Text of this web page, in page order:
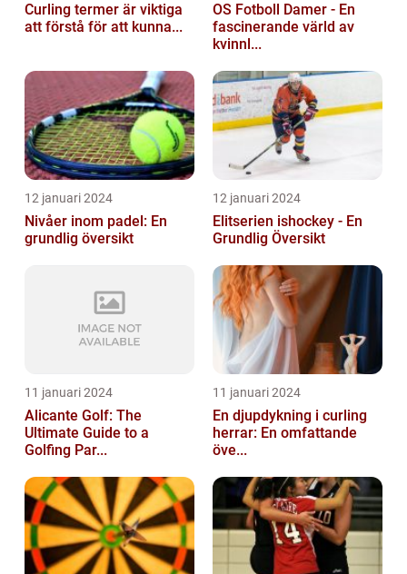
Curling termer är viktiga
att förstå för att kunna...
OS Fotboll Damer - En
fascinerande värld av
kvinnl...
12 januari 2024
Nivåer inom padel: En
grundlig översikt
12 januari 2024
Elitserien ishockey - En
Grundlig Översikt
11 januari 2024
Alicante Golf: The
Ultimate Guide to a
Golfing Par...
11 januari 2024
En djupdykning i curling
herrar: En omfattande
öve...